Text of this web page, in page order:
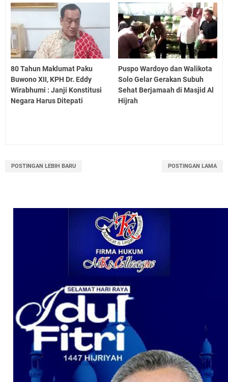
80 Tahun Maklumat Paku
Buwono XII, KPH Dr. Eddy
Wirabhumi : Janji Konstitusi
Negara Harus Ditepati
Puspo Wardoyo dan Walikota
Solo Gelar Gerakan Subuh
Sehat Berjamaah di Masjid Al
Hijrah
POSTINGAN LEBIH BARU POSTINGAN LAMA